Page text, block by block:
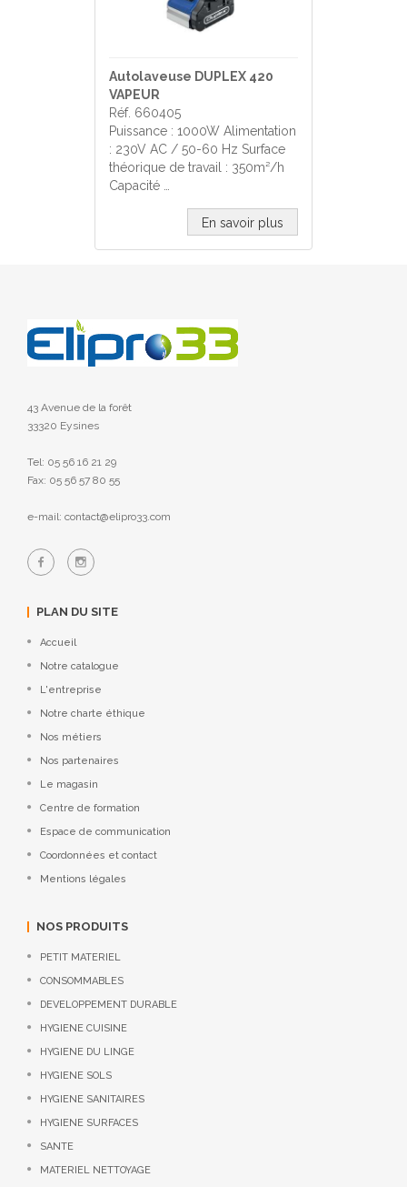
Autolaveuse DUPLEX 420
VAPEUR
Réf. 660405
Puissance : 1000W Alimentation
: 230V AC / 50-60 Hz Surface
théorique de travail : 350m²/h
Capacité …
En savoir plus
43 Avenue de la forêt
33320 Eysines
Tel: 05 56 16 21 29
Fax: 05 56 57 80 55
e-mail: contact@elipro33.com
PLAN DU SITE
Accueil
Notre catalogue
L'entreprise
Notre charte éthique
Nos métiers
Nos partenaires
Le magasin
Centre de formation
Espace de communication
Coordonnées et contact
Mentions légales
NOS PRODUITS
PETIT MATERIEL
CONSOMMABLES
DEVELOPPEMENT DURABLE
HYGIENE CUISINE
HYGIENE DU LINGE
HYGIENE SOLS
HYGIENE SANITAIRES
HYGIENE SURFACES
SANTE
MATERIEL NETTOYAGE